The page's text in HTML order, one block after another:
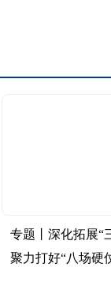
专题丨深化拓展“
聚力打好“八场硬